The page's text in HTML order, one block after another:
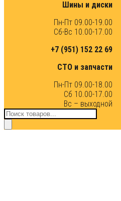
Шины и диски
Пн-Пт 09.00-19.00
Сб-Вс 10.00-17.00
+7 (951) 152 22 69
СТО и запчасти
Пн-Пт 09.00-18.00
Сб 10.00-17.00
Вс – выходной
Поиск
товаров